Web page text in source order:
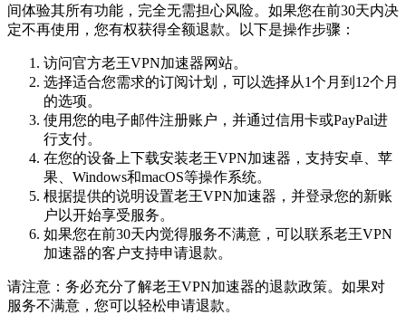
间体验其所有功能，完全无需担心风险。如果您在前30天内决
定不再使用，您有权获得全额退款。以下是操作步骤：
访问官方老王VPN加速器网站。
选择适合您需求的订阅计划，可以选择从1个月到12个月
的选项。
使用您的电子邮件注册账户，并通过信用卡或PayPal进
行支付。
在您的设备上下载安装老王VPN加速器，支持安卓、苹
果、Windows和macOS等操作系统。
根据提供的说明设置老王VPN加速器，并登录您的新账
户以开始享受服务。
如果您在前30天内觉得服务不满意，可以联系老王VPN
加速器的客户支持申请退款。
请注意：务必充分了解老王VPN加速器的退款政策。如果对
服务不满意，您可以轻松申请退款。